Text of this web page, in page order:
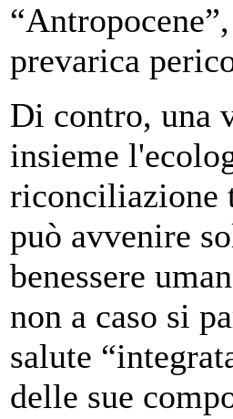
prevarica
Di contro, una
insieme
riconciliazione
può avvenire
benessere
non a caso si
salute
delle sue